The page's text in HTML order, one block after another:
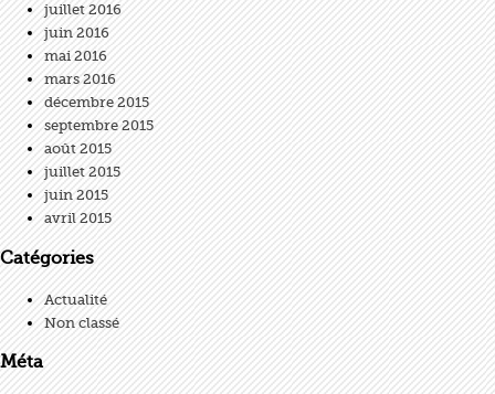
juillet 2016
juin 2016
mai 2016
mars 2016
décembre 2015
septembre 2015
août 2015
juillet 2015
juin 2015
avril 2015
Catégories
Actualité
Non classé
Méta